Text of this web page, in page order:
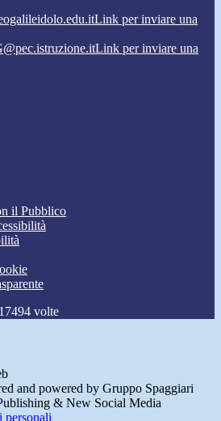
Link per inviare una
Link per inviare una
il Pubblico
17494 volte
and powered by Gruppo Spaggiari
& New Social Media
personali